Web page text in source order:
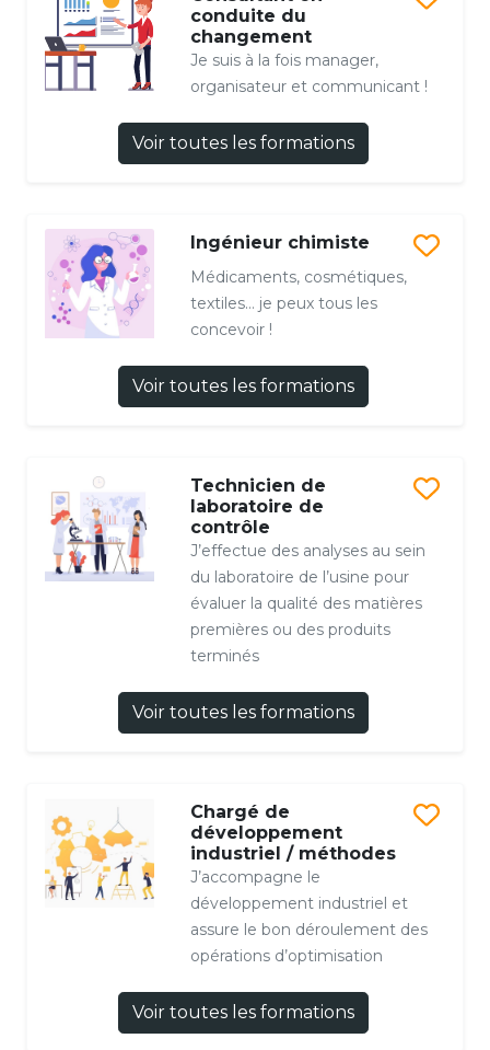
conduite du
changement
Je suis à la fois manager,
organisateur et communicant !
Voir toutes les formations
Ingénieur chimiste
Médicaments, cosmétiques,
textiles… je peux tous les
concevoir !
Voir toutes les formations
Technicien de
laboratoire de
contrôle
J’effectue des analyses au sein
du laboratoire de l’usine pour
évaluer la qualité des matières
premières ou des produits
terminés
Voir toutes les formations
Chargé de
développement
industriel / méthodes
J’accompagne le
développement industriel et
assure le bon déroulement des
opérations d’optimisation
Voir toutes les formations